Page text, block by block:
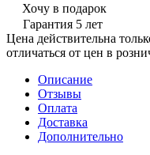
Хочу в подарок
Гарантия 5 лет
Цена действительна
отличаться от цен в
Описание
Отзывы
Оплата
Доставка
Дополнительно